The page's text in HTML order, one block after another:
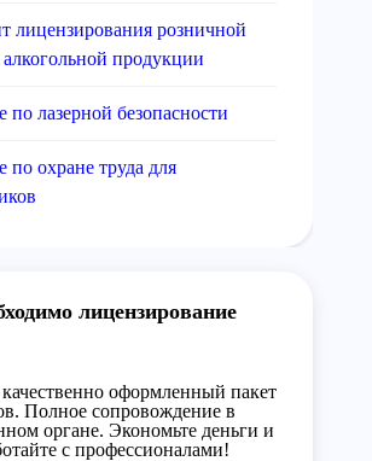
лицензирования розничной
продукции
по лазерной безопасности
по охране труда для
лицензирование
оформленный пакет
Полное сопровождение в
органе. Экономьте деньги и
с профессионалами!